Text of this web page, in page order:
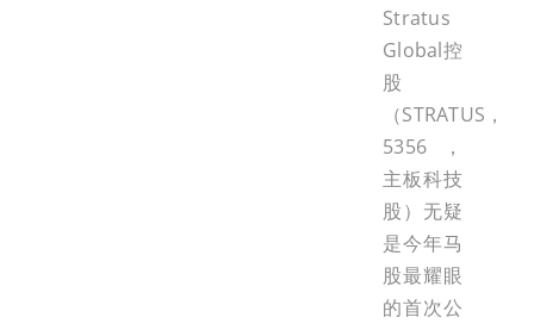
Stratus
Global控
股
（STRATUS，
5356，
主板科技
股）无疑
是今年马
股最耀眼
的首次公